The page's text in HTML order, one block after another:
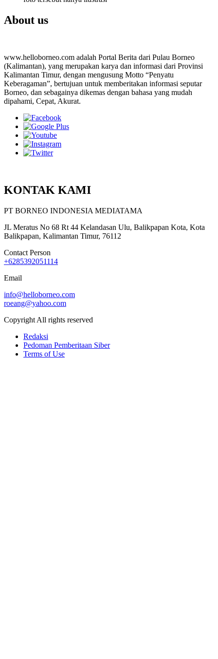
About us
www.helloborneo.com adalah Portal Berita dari Pulau Borneo
(Kalimantan), yang merupakan karya dan informasi dari Provinsi
Kalimantan Timur, dengan mengusung Motto “Penyatu
Keberagaman”, bertujuan untuk memberitakan informasi seputar
Borneo, dan sebagainya dikemas dengan bahasa yang mudah
dipahami, Cepat, Akurat.
KONTAK KAMI
PT BORNEO INDONESIA MEDIATAMA
JL Meratus No 68 Rt 44 Kelandasan Ulu, Balikpapan Kota, Kota
Balikpapan, Kalimantan Timur, 76112
Contact Person
+6285392051114
Email
info@helloborneo.com
roeang@yahoo.com
Copyright All rights reserved
Redaksi
Pedoman Pemberitaan Siber
Terms of Use